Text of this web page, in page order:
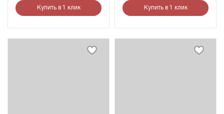
Купить в 1 клик Купить в 1 клик